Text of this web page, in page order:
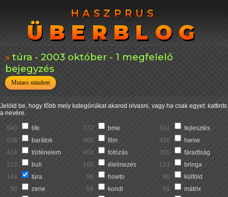
HASZPRUS
ÜBERBLOG
HASZPRUS
ÜBERBLOG
túra - 2003 október - 1 megfelelő
bejegyzés
Mutass mindent
Jelöld be, hogy főbb mely kategóriákat akarod olvasni, vagy ha csak egyet: kattints
a nevére.
940 life 772 bme 691
fejlesztés
538
barátok 465 film 436
hwsw
414
történelem 403 fotózás 305
fáradtság
218
buli 160 élelmezés 153
bringa
148
túra 96 howto 90
külföld
90
zene 68 kondi 68
mátrix